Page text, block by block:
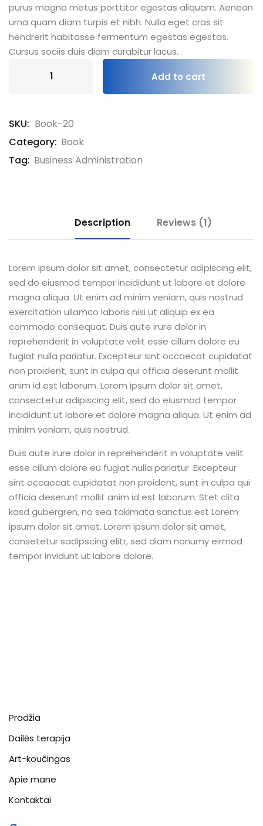
purus magna metus porttitor egestas aliquam. Aenean
urna quam diam turpis et nibh. Nulla eget cras sit
hendrerit habitasse fermentum egestas egestas.
Cursus sociis duis diam curabitur lacus.
Add to cart
SKU: Book-20
Category: Book
Tag: Business Administration
Description Reviews (1)
Lorem ipsum dolor sit amet, consectetur adipiscing elit,
sed do eiusmod tempor incididunt ut labore et dolore
magna aliqua. Ut enim ad minim veniam, quis nostrud
exercitation ullamco laboris nisi ut aliquip ex ea
commodo consequat. Duis aute irure dolor in
reprehenderit in voluptate velit esse cillum dolore eu
fugiat nulla pariatur. Excepteur sint occaecat cupidatat
non proident, sunt in culpa qui officia deserunt mollit
anim id est laborum. Lorem ipsum dolor sit amet,
consectetur adipiscing elit, sed do eiusmod tempor
incididunt ut labore et dolore magna aliqua. Ut enim ad
minim veniam, quis nostrud.
Duis aute irure dolor in reprehenderit in voluptate velit
esse cillum dolore eu fugiat nulla pariatur. Excepteur
sint occaecat cupidatat non proident, sunt in culpa qui
officia deserunt mollit anim id est laborum. Stet clita
kasd gubergren, no sea takimata sanctus est Lorem
ipsum dolor sit amet. Lorem ipsum dolor sit amet,
consetetur sadipscing elitr, sed diam nonumy eirmod
tempor invidunt ut labore dolore.
Pradžia
Dailės terapija
Art-koučingas
Apie mane
Kontaktai